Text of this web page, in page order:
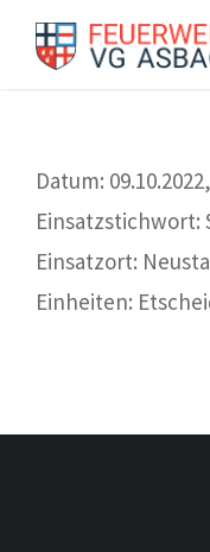
Datum:
Einsatzstichwort:
Einsatzort:
Einheiten: